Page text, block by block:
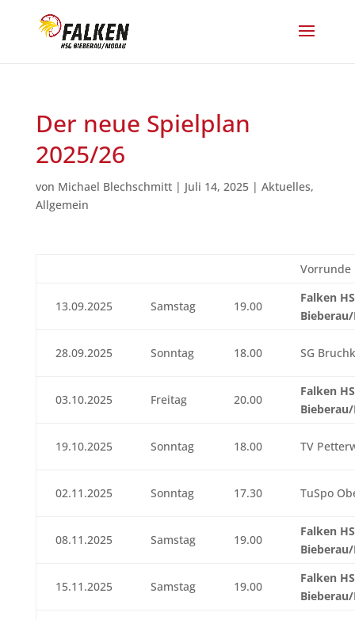
Der neue Spielplan
2025/26
von Michael Blechschmitt| Juli 14, 2025| Aktuelles,
Allgemein
Vorrunde
13.09.2025 Samstag 19.00
Falken
28.09.2025 Sonntag 18.00 SG
03.10.2025 Freitag 20.00
Falken
19.10.2025 Sonntag 18.00 TV
02.11.2025 Sonntag 17.30 TuSpo
08.11.2025 Samstag 19.00
Falken
15.11.2025 Samstag 19.00
Falken